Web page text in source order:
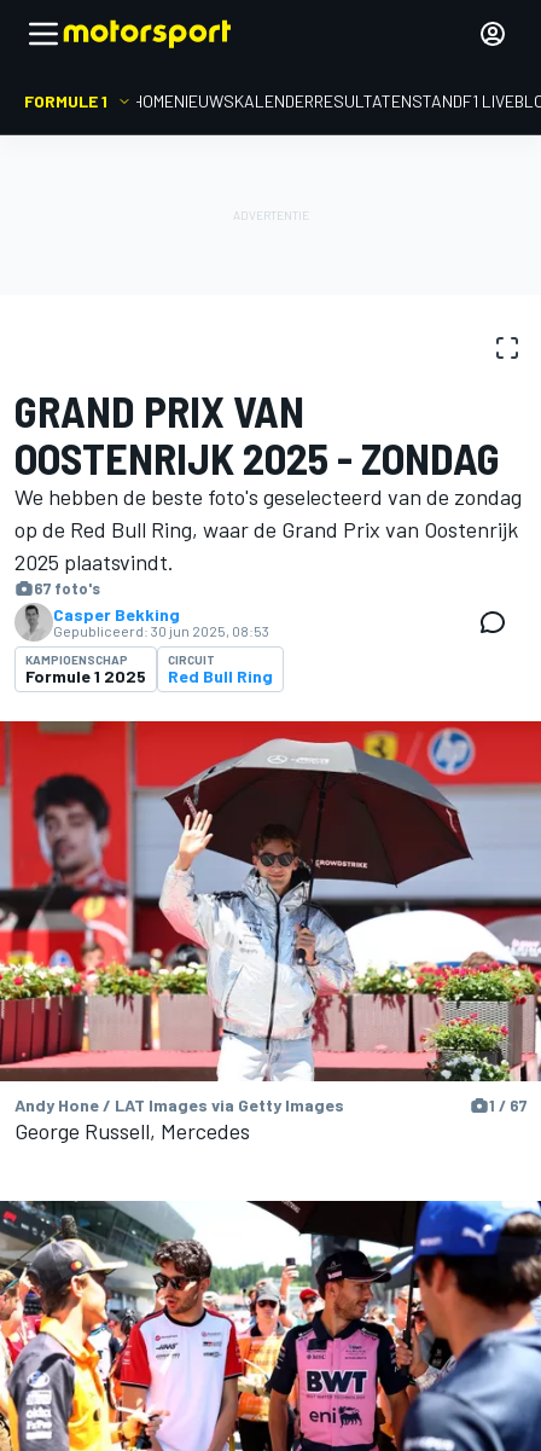
FORMULE 1 HOMENIEUWSKALENDERRESULTATENSTANDF1
GRAND PRIX VAN
OOSTENRIJK 2025 - ZONDAG
We hebben de beste foto's geselecteerd van de zondag
op de Red Bull Ring, waar de Grand Prix van Oostenrijk
2025 plaatsvindt.
67 foto's
Casper Bekking
Gepubliceerd: 30 jun 2025, 08:53
KAMPIOENSCHAP
Formule 1 2025
CIRCUIT
Red Bull Ring
Andy Hone / LAT Images via Getty Images 1 / 67
George Russell, Mercedes